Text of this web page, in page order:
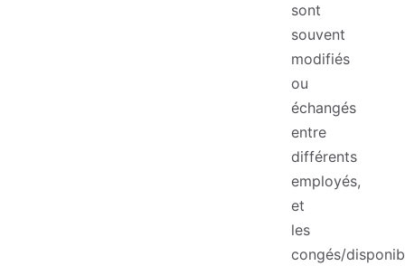
sont
souvent
modifiés
ou
échangés
entre
différents
employés,
et
les
congés/